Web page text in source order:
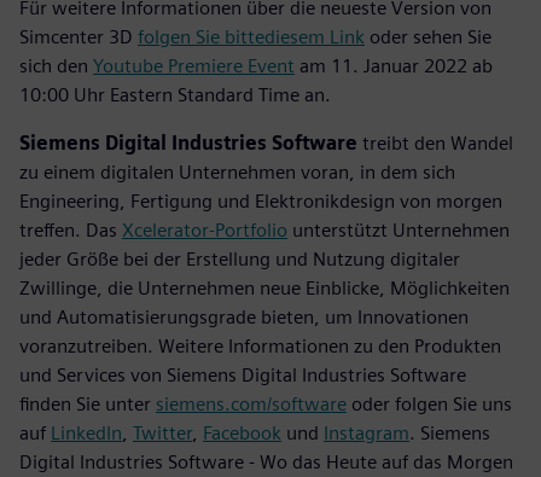
Für weitere Informationen über die neueste Version von
Simcenter 3D folgen Sie bittediesem Link oder sehen Sie
sich den Youtube Premiere Event am 11. Januar 2022 ab
10:00 Uhr Eastern Standard Time an.
Siemens Digital Industries Software treibt den Wandel
zu einem digitalen Unternehmen voran, in dem sich
Engineering, Fertigung und Elektronikdesign von morgen
treffen. Das Xcelerator-Portfolio unterstützt Unternehmen
jeder Größe bei der Erstellung und Nutzung digitaler
Zwillinge, die Unternehmen neue Einblicke, Möglichkeiten
und Automatisierungsgrade bieten, um Innovationen
voranzutreiben. Weitere Informationen zu den Produkten
und Services von Siemens Digital Industries Software
finden Sie unter siemens.com/software oder folgen Sie uns
auf LinkedIn Twitter, Facebook und Instagram. Siemens
Digital Industries Software - Wo das Heute auf das Morgen